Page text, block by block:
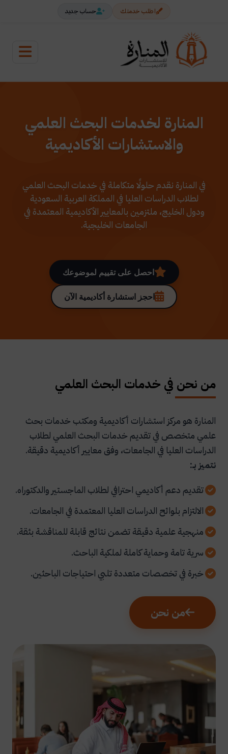
اطلب خدمتك حساب جديد
المنارة لخدمات البحث العلمي
والاستشارات الأكاديمية
في المنارة نقدم حلولًا متكاملة في خدمات البحث العلمي
لطلاب الدراسات العليا في المملكة العربية السعودية
ودول الخليج، ملتزمين بالمعايير الأكاديمية المعتمدة في
الجامعات الخليجية.
احصل على تقييم لموضوعك
احجز استشارة أكاديمية الآن
من نحن في خدمات البحث العلمي
المنارة هو مركز استشارات أكاديمية ومكتب خدمات بحث
علمي متخصص في تقديم خدمات البحث العلمي لطلاب
الدراسات العليا في الجامعات، وفق معايير أكاديمية دقيقة.
نتميز بـ:
تقديم دعم أكاديمي احترافي لطلاب الماجستير والدكتوراه.
الالتزام بلوائح الدراسات العليا المعتمدة في الجامعات.
منهجية علمية دقيقة تضمن نتائج قابلة للمناقشة بثقة.
سرية تامة وحماية كاملة لملكية الباحث.
خبرة في تخصصات متعددة تلبي احتياجات الباحثين.
من نحن